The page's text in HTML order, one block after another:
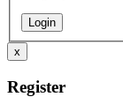
x
Register